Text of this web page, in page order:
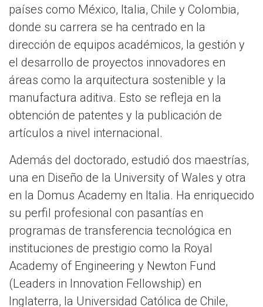
países como México, Italia, Chile y Colombia,
donde su carrera se ha centrado en la
dirección de equipos académicos, la gestión y
el desarrollo de proyectos innovadores en
áreas como la arquitectura sostenible y la
manufactura aditiva. Esto se refleja en la
obtención de patentes y la publicación de
artículos a nivel internacional.
Además del doctorado, estudió dos maestrías,
una en Diseño de la University of Wales y otra
en la Domus Academy en Italia. Ha enriquecido
su perfil profesional con pasantías en
programas de transferencia tecnológica en
instituciones de prestigio como la Royal
Academy of Engineering y Newton Fund
(Leaders in Innovation Fellowship) en
Inglaterra, la Universidad Católica de Chile,